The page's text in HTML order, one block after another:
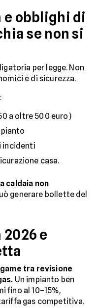
e obblighi di
se non si
per legge. Non
e di sicurezza.
a oltre 500 euro)
incidenti
casa.
caldaia non
generare bollette del
e
tra revisione
Un impianto ben
fino al 10–15%,
gas competitiva.